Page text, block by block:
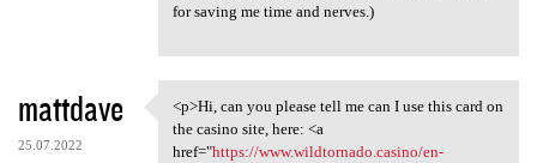
for saving me time and nerves.)
mattdave
25.07.2022
<p>Hi, can you please tell me
<p>Hi, can you please tell me can I use this card on
the casino site, here: <a
href="https://www.wildtornado.casino/en-